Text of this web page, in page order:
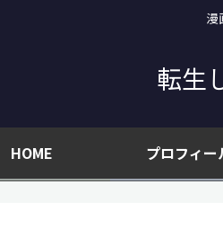
漫
転生
HOME プロフィー